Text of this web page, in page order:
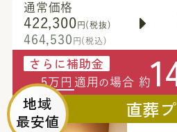
通常価格
422,300 円(税抜)
464,530 円(税込)
さらに補助金
5万円 適用 の 場合 約
地域
最安値
直葬